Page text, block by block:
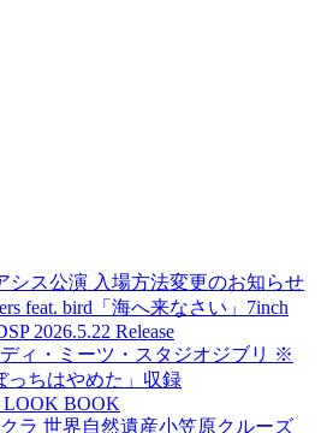
シス公演 入場方法変更のお知らせ
feat. bird「海へ来なさい」7inch
2026.5.22 Release
ィ・ミーツ・スタジオジブリ ※
っちはやめた」収録
BOOK
ラ 世界自然遺産小笠原クルーズ